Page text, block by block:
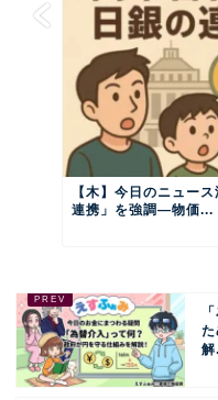
【木】今日のニュー
連携」を強調―物価...
た